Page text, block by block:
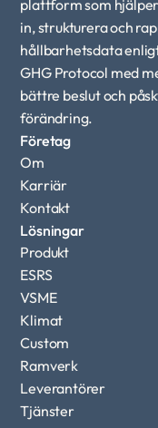
plattform som
in, strukturera och
hållbarhetsdata enligt
GHG Protocol med
bättre beslut och
förändring.
Företag
Om
Karriär
Kontakt
Lösningar
Produkt
ESRS
VSME
Klimat
Custom
Ramverk
Leverantörer
Tjänster